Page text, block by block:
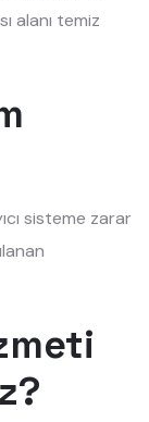
alanı temiz
sisteme zarar